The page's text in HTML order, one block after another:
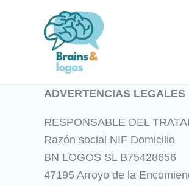
contenido
ADVERTENCIAS LEGALES
RESPONSABLE DEL
Razón social NIF Domicilio
BN LOGOS SL B75428656
47195 Arroyo de la